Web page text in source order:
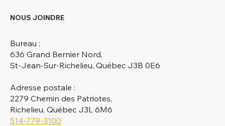
NOUS JOINDRE
Bureau :
636 Grand Bernier Nord,
St-Jean-Sur-Richelieu, Québec J3B 0E6
Adresse postale :
2279 Chemin des Patriotes,
Richelieu, Québec J3L 6M6
514-779-3100